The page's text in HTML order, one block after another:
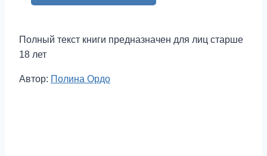
Полный текст книги предназначен для лиц старше
18 лет
Метки
Автор: Полина Ордо